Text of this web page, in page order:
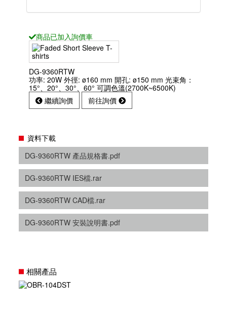
商品已加入詢價車
DG-9360RTW
功率: 20W 外徑: ø160 mm 開孔: ø150 mm 光束角：
15°、20°、30°、60° 可調色溫(2700K~6500K)
繼續詢價
前往詢價
資料下載
DG-9360RTW 產品規格書.pdf
DG-9360RTW IES檔.rar
DG-9360RTW CAD檔.rar
DG-9360RTW 安裝說明書.pdf
相關產品